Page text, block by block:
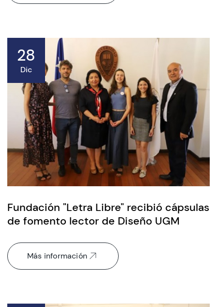
28
Dic
Fundación "Letra Libre" recibió cápsulas
de fomento lector de Diseño UGM
Más información